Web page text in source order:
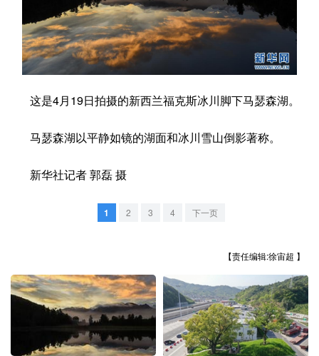
法律 中央文件 金融 汽车
食品 人居 信息化 数字经济
彩票 娱乐 时尚 悦读
公益 一带一路
北京 天津 河北 山西
辽宁 吉林 上海 江苏
浙江 安徽 福建 江西
这是4月19日拍摄的新西兰福克斯冰川脚下马瑟森湖。
马瑟森湖以平静如镜的湖面和冰川雪山倒影著称。
新华社记者 郭磊 摄
1 2 3 4 下一页
【责任编辑:徐宙超 】